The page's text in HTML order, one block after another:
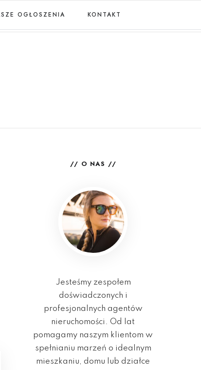
OGŁOSZENIA KONTAKT
O NAS
Jesteśmy zespołem
doświadczonych i
profesjonalnych agentów
nieruchomości. Od lat
pomagamy naszym klientom w
spełnianiu marzeń o idealnym
mieszkaniu, domu lub działce